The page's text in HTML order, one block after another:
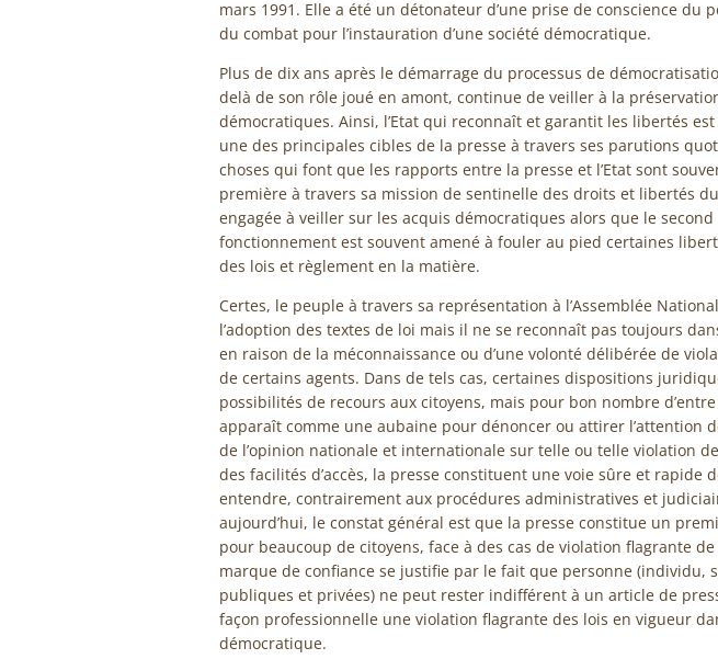
mars 1991. Elle a été un détonateur d’une prise de conscience du
du combat pour l’instauration d’une société démocratique.
Plus de dix ans après le démarrage du processus de
delà de son rôle joué en amont, continue de veiller à la
démocratiques. Ainsi, l’Etat qui reconnaît et garantit les libertés
une des principales cibles de la presse à travers ses parutions
choses qui font que les rapports entre la presse et l’Etat sont
première à travers sa mission de sentinelle des droits et libertés
engagée à veiller sur les acquis démocratiques alors que le second
fonctionnement est souvent amené à fouler au pied certaines
des lois et règlement en la matière.
Certes, le peuple à travers sa représentation à l’Assemblée
l’adoption des textes de loi mais il ne se reconnaît pas toujours
en raison de la méconnaissance ou d’une volonté délibérée de
de certains agents. Dans de tels cas, certaines dispositions
possibilités de recours aux citoyens, mais pour bon nombre
apparaît comme une aubaine pour dénoncer ou attirer l’attention
de l’opinion nationale et internationale sur telle ou telle violation
des facilités d’accès, la presse constituent une voie sûre et rapide
entendre, contrairement aux procédures administratives et
aujourd’hui, le constat général est que la presse constitue un
pour beaucoup de citoyens, face à des cas de violation flagrante
marque de confiance se justifie par le fait que personne (individu,
publiques et privées) ne peut rester indifférent à un article de
façon professionnelle une violation flagrante des lois en vigueur
démocratique.